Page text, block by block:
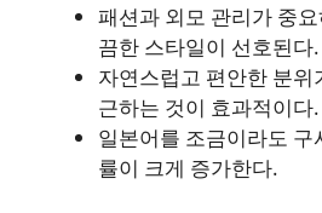
패션과 외모 관리가 중
끔한 스타일이 선호된다.
자연스럽고 편안한 분위
근하는 것이 효과적이다.
일본어를 조금이라도 구
률이 크게 증가한다.